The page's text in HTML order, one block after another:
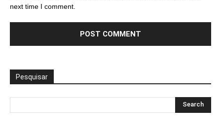
next time I comment.
Pesquisar